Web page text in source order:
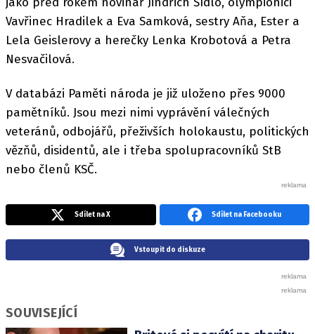
Vavřinec Hradilek a Eva Samková, sestry Aňa, Ester a
Lela Geislerovy a herečky Lenka Krobotová a Petra
Nesvačilová.
V databázi Paměti národa je již uloženo přes 9000
pamětníků. Jsou mezi nimi vyprávění válečných
veteránů, odbojářů, přeživších holokaustu, politických
vězňů, disidentů, ale i třeba spolupracovníků StB
nebo členů KSČ.
Sdílet na X Sdílet na Facebooku
Vstoupit do diskuze
SOUVISEJÍCÍ